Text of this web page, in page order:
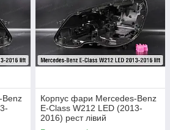
Benz
Корпус фари Mercedes-Benz
E-Class W212 LED (2013-
2016) рест лівий